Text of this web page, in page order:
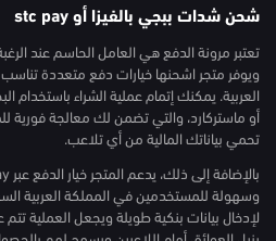
شحن شدات ببجي بالفيزا أو stc pay
تعتبر مرونة الدفع هي العامل الحاسم عند
ويوفر متجر اشحنها خيارات دفع متعددة
العربية. يمكنك إتمام عملية الشراء باستخدام
أو ماستركارد، والتي تضمن لك معالجة فورية
تحمي بياناتك المالية من أي تلاعب.
وسهولة للمستخدمين في المملكة العربية
لإدخال بيانات بنكية طويلة ويجعل العملية